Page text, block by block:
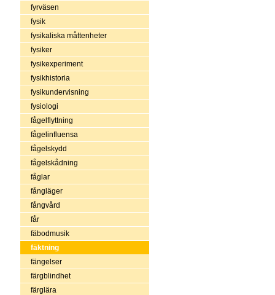
fyrväsen
fysik
fysikaliska måttenheter
fysiker
fysikexperiment
fysikhistoria
fysikundervisning
fysiologi
fågelflyttning
fågelinfluensa
fågelskydd
fågelskådning
fåglar
fångläger
fångvård
får
fäbodmusik
fäktning
fängelser
färgblindhet
färglära